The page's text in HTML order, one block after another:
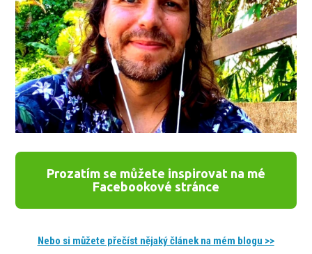
Prozatím se můžete inspirovat na mé
Facebookové stránce
Nebo si můžete přečíst nějaký článek na mém blogu >>